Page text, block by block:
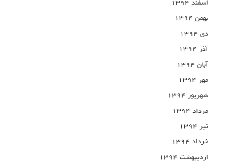
اسفند ۱۳۹۴
بهمن ۱۳۹۴
دی ۱۳۹۴
آذر ۱۳۹۴
آبان ۱۳۹۴
مهر ۱۳۹۴
شهریور ۱۳۹۴
مرداد ۱۳۹۴
تیر ۱۳۹۴
خرداد ۱۳۹۴
اردیبهشت ۱۳۹۴